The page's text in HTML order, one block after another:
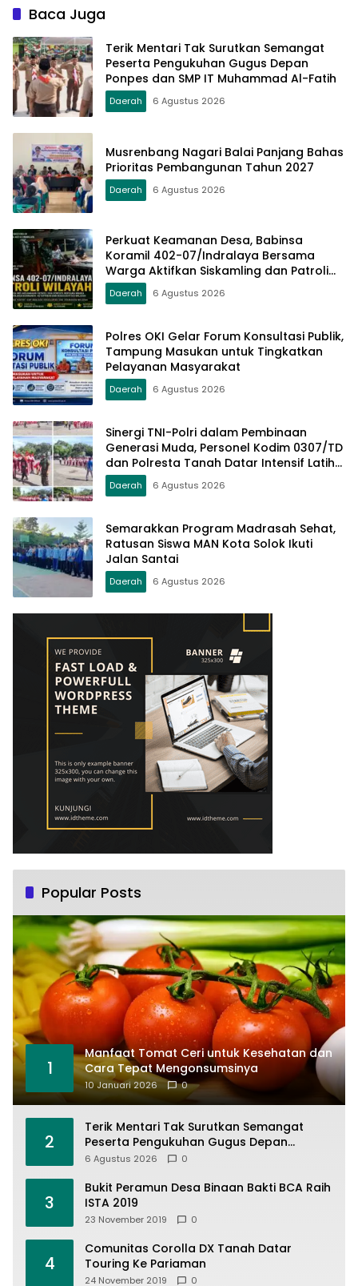
Baca Juga
Terik Mentari Tak Surutkan Semangat
Peserta Pengukuhan Gugus Depan
Ponpes dan SMP IT Muhammad Al-Fatih
Daerah 6 Agustus 2026
Musrenbang Nagari Balai Panjang Bahas
Prioritas Pembangunan Tahun 2027
Daerah 6 Agustus 2026
Perkuat Keamanan Desa, Babinsa
Koramil 402-07/Indralaya Bersama
Warga Aktifkan Siskamling dan Patroli
Terpadu
Daerah 6 Agustus 2026
Polres OKI Gelar Forum Konsultasi Publik,
Tampung Masukan untuk Tingkatkan
Pelayanan Masyarakat
Daerah 6 Agustus 2026
Sinergi TNI-Polri dalam Pembinaan
Generasi Muda, Personel Kodim 0307/TD
dan Polresta Tanah Datar Intensif Latih
Pasukan Paskibraka Jelang HUT RI ke-81
Daerah 6 Agustus 2026
Semarakkan Program Madrasah Sehat,
Ratusan Siswa MAN Kota Solok Ikuti
Jalan Santai
Daerah 6 Agustus 2026
Popular Posts
1
Manfaat Tomat Ceri untuk Kesehatan dan
Cara Tepat Mengonsumsinya
10 Januari 2026 0
2
Terik Mentari Tak Surutkan Semangat
Peserta Pengukuhan Gugus Depan
Ponpes dan SMP IT Muhammad Al-Fatih
6 Agustus 2026 0
3
Bukit Peramun Desa Binaan Bakti BCA Raih
ISTA 2019
23 November 2019 0
4
Comunitas Corolla DX Tanah Datar
Touring Ke Pariaman
24 November 2019 0